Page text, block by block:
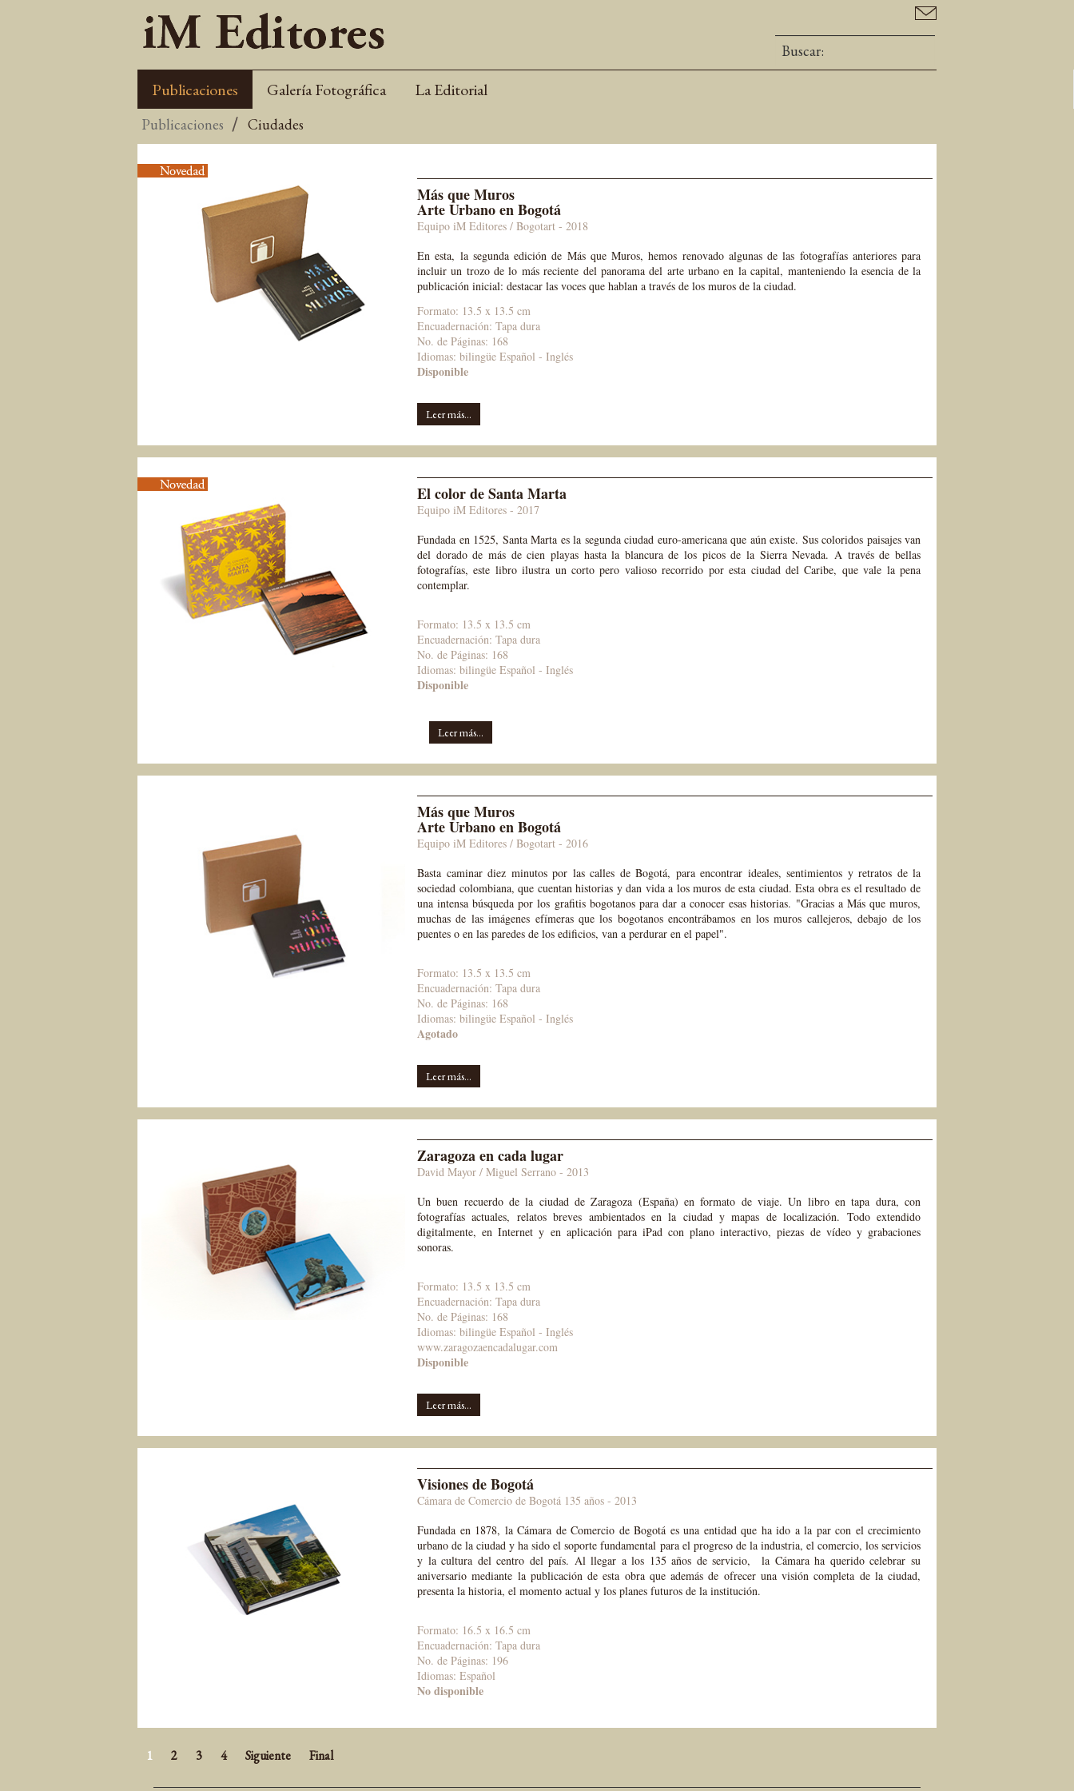
Publicaciones Galería Fotográfica La Editorial
Publicaciones Ciudades
Más que Muros
Arte Urbano en Bogotá
Equipo iM Editores / Bogotart - 2018
En esta, la segunda edición de Más que Muros, hemos renovado algunas de las fotografías anteriores para
incluir un trozo de lo más reciente del panorama del arte urbano en la capital, manteniendo la esencia de la
publicación inicial: destacar las voces que hablan a través de los muros de la ciudad.
Formato: 13.5 x 13.5 cm
Encuadernación: Tapa dura
No. de Páginas: 168
Idiomas: bilingüe Español - Inglés
Disponible
Leer más...
El color de Santa Marta
Equipo iM Editores - 2017
Fundada en 1525, Santa Marta es la segunda ciudad euro-americana que aún existe. Sus coloridos paisajes van
del dorado de más de cien playas hasta la blancura de los picos de la Sierra Nevada. A través de bellas
fotografías, este libro ilustra un corto pero valioso recorrido por esta ciudad del Caribe, que vale la pena
contemplar.
Formato: 13.5 x 13.5 cm
Encuadernación: Tapa dura
No. de Páginas: 168
Idiomas: bilingüe Español - Inglés
Disponible
Leer más...
Más que Muros
Arte Urbano en Bogotá
Equipo iM Editores / Bogotart - 2016
Basta caminar diez minutos por las calles de Bogotá, para encontrar ideales, sentimientos y retratos de la
sociedad colombiana, que cuentan historias y dan vida a los muros de esta ciudad. Esta obra es el resultado de
una intensa búsqueda por los grafitis bogotanos para dar a conocer esas historias. "Gracias a Más que muros,
muchas de las imágenes efímeras que los bogotanos encontrábamos en los muros callejeros, debajo de los
puentes o en las paredes de los edificios, van a perdurar en el papel".
Formato: 13.5 x 13.5 cm
Encuadernación: Tapa dura
No. de Páginas: 168
Idiomas: bilingüe Español - Inglés
Agotado
Leer más...
Zaragoza en cada lugar
David Mayor / Miguel Serrano - 2013
Un buen recuerdo de la ciudad de Zaragoza (España) en formato de viaje. Un libro en tapa dura, con
fotografías actuales, relatos breves ambientados en la ciudad y mapas de localización. Todo extendido
digitalmente, en Internet y en aplicación para iPad con plano interactivo, piezas de vídeo y grabaciones
sonoras.
Formato: 13.5 x 13.5 cm
Encuadernación: Tapa dura
No. de Páginas: 168
Idiomas: bilingüe Español - Inglés
www.zaragozaencadalugar.com
Disponible
Leer más...
Visiones de Bogotá
Cámara de Comercio de Bogotá 135 años - 2013
Fundada en 1878, la Cámara de Comercio de Bogotá es una entidad que ha ido a la par con el crecimiento
urbano de la ciudad y ha sido el soporte fundamental para el progreso de la industria, el comercio, los servicios
y la cultura del centro del país. Al llegar a los 135 años de servicio, la Cámara ha querido celebrar su
aniversario mediante la publicación de esta obra que además de ofrecer una visión completa de la ciudad,
presenta la historia, el momento actual y los planes futuros de la institución.
Formato: 16.5 x 16.5 cm
Encuadernación: Tapa dura
No. de Páginas: 196
Idiomas: Español
No disponible
1 2 3 4 Siguiente Final